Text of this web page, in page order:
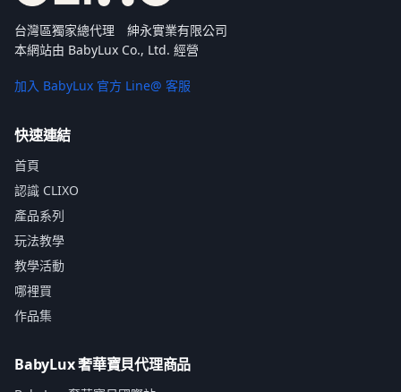
台灣區獨家總代理 紳永實業有限公司
本網站由 BabyLux Co., Ltd. 經營
加入 BabyLux 官方 Line@ 客服
快速連結
首頁
認識 CLIXO
產品系列
玩法教學
教學活動
哪裡買
作品集
BabyLux 奢華寶貝代理商品